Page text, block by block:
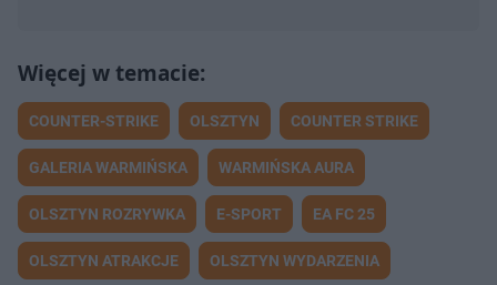
COUNTER-STRIKE OLSZTYN COUNTER STRIKE
GALERIA WARMIŃSKA WARMIŃSKA AURA
OLSZTYN ROZRYWKA E-SPORT EA FC 25
OLSZTYN ATRAKCJE OLSZTYN WYDARZENIA